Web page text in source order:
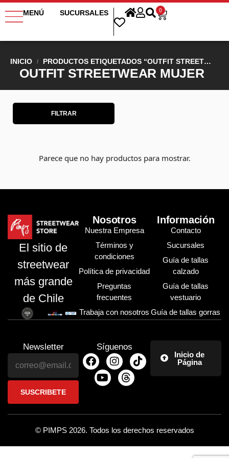
MENÚ SUCURSALES 0
INICIO / PRODUCTOS ETIQUETADOS “OUTFIT STREETWEAR MUJER”
OUTFIT STREETWEAR MUJER
FILTRAR
Parece que no hay productos para mostrar.
El sitio de
streetwear
más grande
de Chile
Nosotros
Nuestra Empresa
Términos y
condiciones
Política de privacidad
Preguntas
frecuentes
Trabaja con nosotros
Información
Contacto
Sucursales
Guía de tallas
calzado
Guía de tallas
vestuario
Guía de tallas gorras
Newsletter Síguenos
Inicio de
Página
© PIMPS 2026. Todos los derechos reservados